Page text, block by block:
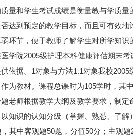
量和学生考试成绩是衡量教与学质
达到预定的教学目标，而且可有效
环节，便于教师了解学生对所学知
学院2005级护理本科健康评估期末
依据。1对象与方法1.1对象我校
为教材。课程总课时为105学时，其
老师根据教学大纲及教学要求，制
知识的认知分级（掌握、熟悉、了
其中客观题50题，分值50分；主观